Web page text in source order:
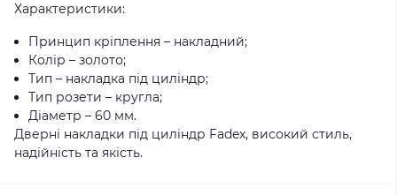
Характеристики:
Принцип кріплення – накладний;
Колір – золото;
Тип – накладка під циліндр;
Тип розети – кругла;
Діаметр – 60 мм.
Дверні накладки під циліндр Fadex, високий стиль,
надійність та якість.